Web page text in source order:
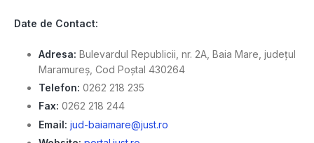
Date de Contact:
Adresa: Bulevardul Republicii, nr. 2A, Baia Mare, județul
Maramureș, Cod Poștal 430264
Telefon: 0262 218 235
Fax: 0262 218 244
Email: jud-baiamare@just.ro